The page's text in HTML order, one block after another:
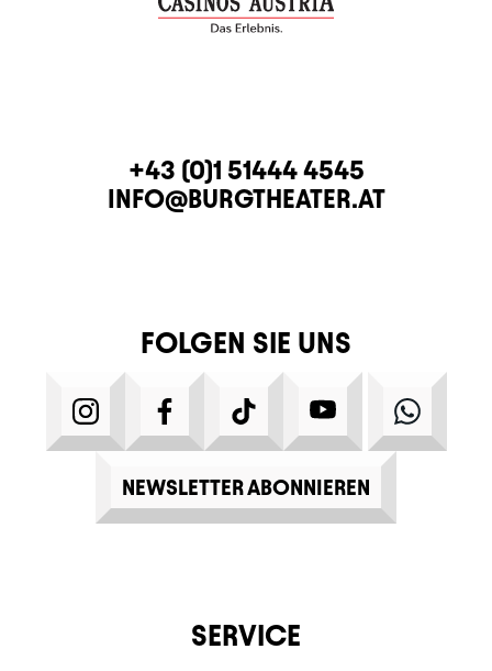
KONTAKTTELEFON
+43 (0)1 51444 4545
E-MAIL
INFO@BURGTHEATER.AT
FOLGEN SIE UNS
INSTAGRAMFACEBOOKTIKTOK YOUTUBE
NEWSLETTER ABONNIEREN
SERVICE